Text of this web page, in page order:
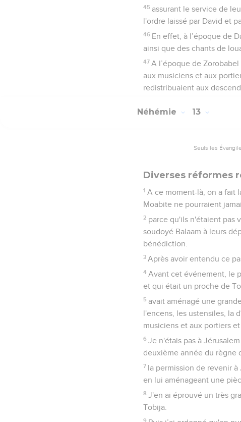
45 assurant le service de
l'ordre laissé par David et
46 En effet, à l’époque de
ainsi que des chants de
47 A l’époque de
aux musiciens et aux
redistribuaient aux
Néhémie 13
Seuls les
Diverses réformes
1 A ce moment-là, on a fait
Moabite ne pourraient
2 parce qu'ils n'étaient pas
soudoyé Balaam à leurs
bénédiction.
3 Après avoir entendu ce
4 Avant cet événement, le
et qui était un proche de
5 avait aménagé une
l'encens, les ustensiles, la
musiciens et aux portiers
6 Je n'étais pas à
deuxième année du règne
7 la permission de revenir à
en lui aménageant une
8 J'en ai éprouvé un très
Tobija.
9